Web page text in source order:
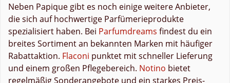
Neben Papique gibt es noch einige weitere Anbieter,
die sich auf hochwertige Parfümerieprodukte
spezialisiert haben. Bei Parfumdreams findest du ein
breites Sortiment an bekannten Marken mit häufiger
Rabattaktion. Flaconi punktet mit schneller Lieferung
und einem großen Pflegebereich. Notino bietet
regelmäßig Sonderangebote und ein starkes Preis-